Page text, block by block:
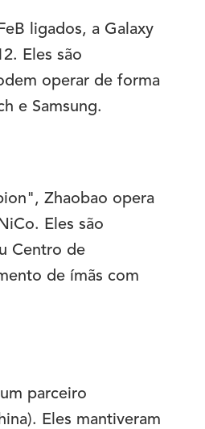
ligados, a Galaxy
Eles são
operar de forma
e Samsung.
Zhaobao opera
Eles são
Centro de
de ímãs com
parceiro
Eles mantiveram